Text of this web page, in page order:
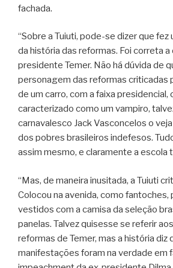
fachada.
“Sobre a Tuiuti, pode-se dizer que fez
da história das reformas. Foi correta a
presidente Temer. Não há dúvida de
personagem das reformas criticadas
de um carro, com a faixa presidencial,
caracterizado como um vampiro,
carnavalesco Jack Vasconcelos o
dos pobres brasileiros indefesos.
assim mesmo, e claramente a escola
“Mas, de maneira inusitada, a Tuiuti
Colocou na avenida, como fantoches,
vestidos com a camisa da seleção
panelas. Talvez quisesse se referir
reformas de Temer, mas a história diz
manifestações foram na verdade em